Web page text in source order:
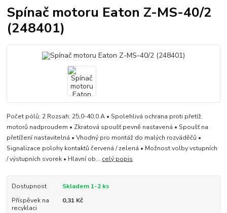
Spínač motoru Eaton Z-MS-40/2
(248401)
Počet pólů: 2 Rozsah: 25,0-40,0 A • Spolehlivá ochrana proti přetíž.
motorů nadproudem • Zkratová spoušť pevně nastavená • Spoušť na
přetížení nastavitelná • Vhodný pro montáž do malých rozváděčů •
Signalizace polohy kontaktů červená / zelená • Možnost volby vstupních
/ výstupních svorek • Hlavní ob... celý popis
Dostupnost
Skladem 1-2 ks
Příspěvek na
recyklaci
0,31 Kč